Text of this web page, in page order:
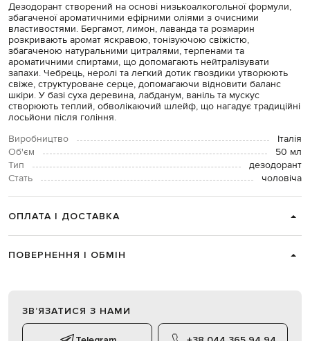
Дезодорант створений на основі низькоалкогольної формули,
збагаченої ароматичними ефірними оліями з очисними
властивостями. Бергамот, лимон, лаванда та розмарин
розкривають аромат яскравою, тонізуючою свіжістю,
збагаченою натуральними цитралями, терпенами та
ароматичними спиртами, що допомагають нейтралізувати
запахи. Чебрець, неролі та легкий дотик гвоздики утворюють
свіже, структуроване серце, допомагаючи відновити баланс
шкіри. У базі суха деревина, лабданум, ваніль та мускус
створюють теплий, обволікаючий шлейф, що нагадує традиційні
лосьйони після гоління.
Виробництво
Італія
Об'єм
50 мл
Тип
дезодорант
Стать
чоловіча
ОПЛАТА І ДОСТАВКА
ПОВЕРНЕННЯ І ОБМІН
ЗВʼЯЗАТИСЯ З НАМИ